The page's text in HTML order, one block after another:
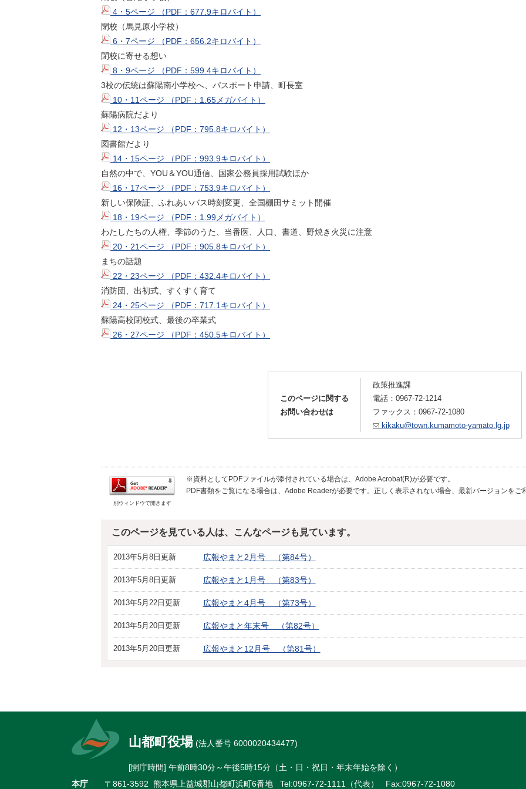
4・5ページ （PDF：677.9キロバイト）
閉校（馬見原小学校）
6・7ページ （PDF：656.2キロバイト）
閉校に寄せる想い
8・9ページ （PDF：599.4キロバイト）
3校の伝統は蘇陽南小学校へ、パスポート申請、町長室
10・11ページ （PDF：1.65メガバイト）
蘇陽病院だより
12・13ページ （PDF：795.8キロバイト）
図書館だより
14・15ページ （PDF：993.9キロバイト）
自然の中で、YOU＆YOU通信、国家公務員採用試験ほか
16・17ページ （PDF：753.9キロバイト）
新しい保険証、ふれあいバス時刻変更、全国棚田サミット開催
18・19ページ （PDF：1.99メガバイト）
わたしたちの人権、季節のうた、当番医、人口、書道、野焼き火災に注意
20・21ページ （PDF：905.8キロバイト）
まちの話題
22・23ページ （PDF：432.4キロバイト）
消防団、出初式、すくすく育て
24・25ページ （PDF：717.1キロバイト）
蘇陽高校閉校式、最後の卒業式
26・27ページ （PDF：450.5キロバイト）
このページに関する
お問い合わせは
政策推進課
電話： 0967-72-1214
ファックス：0967-72-1080
kikaku@town.kumamoto-yamato.lg.jp
別ウィンドウで開きます
※資料としてPDFファイルが添付されている場合は、Adobe Acrobat(R)が必要です。
PDF書類をご覧になる場合は、Adobe Readerが必要です。正しく表示されない場合、最新バージョンをご
このページを見ている人は、こんなページも見ています。
2013年5月8日更新 広報やまと2月号 （第84号）
2013年5月8日更新 広報やまと1月号 （第83号）
2013年5月22日更新 広報やまと4月号 （第73号）
2013年5月20日更新 広報やまと年末号 （第82号）
2013年5月20日更新 広報やまと12月号 （第81号）
山都町役場(法人番号 6000020434477)
[開庁時間] 午前8時30分～午後5時15分（土・日・祝日・年末年始を除く）
本庁 〒861-3592 熊本県上益城郡山都町浜町6番地 Tel:0967-72-1111（代表） Fax:0967-72-1080